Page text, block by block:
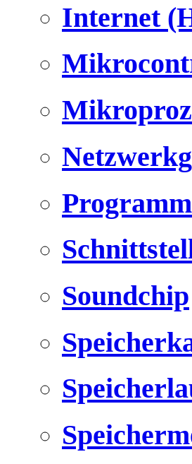
Internet
Soundchip